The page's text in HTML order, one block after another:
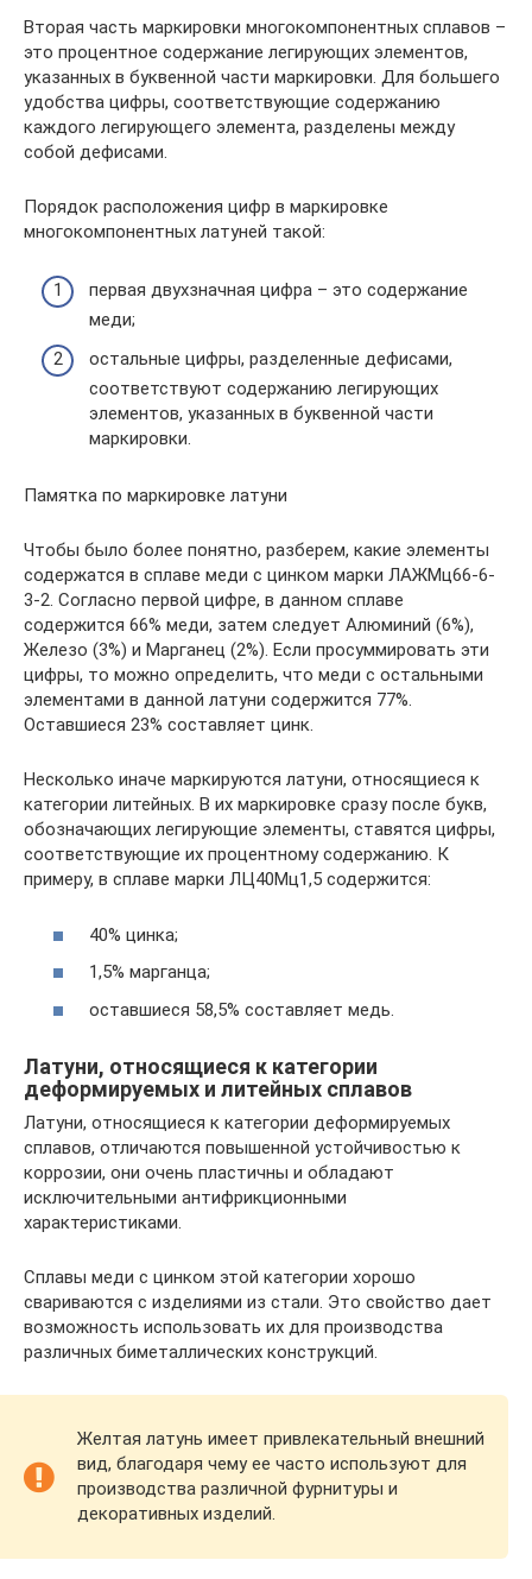
Вторая часть маркировки многокомпонентных сплавов –
это процентное содержание легирующих элементов,
указанных в буквенной части маркировки. Для большего
удобства цифры, соответствующие содержанию
каждого легирующего элемента, разделены между
собой дефисами.
Порядок расположения цифр в маркировке
многокомпонентных латуней такой:
первая двухзначная цифра – это содержание
меди;
остальные цифры, разделенные дефисами,
соответствуют содержанию легирующих
элементов, указанных в буквенной части
маркировки.
Памятка по маркировке латуни
Чтобы было более понятно, разберем, какие элементы
содержатся в сплаве меди с цинком марки ЛАЖМц66-6-
3-2. Согласно первой цифре, в данном сплаве
содержится 66% меди, затем следует Алюминий (6%),
Железо (3%) и Марганец (2%). Если просуммировать эти
цифры, то можно определить, что меди с остальными
элементами в данной латуни содержится 77%.
Оставшиеся 23% составляет цинк.
Несколько иначе маркируются латуни, относящиеся к
категории литейных. В их маркировке сразу после букв,
обозначающих легирующие элементы, ставятся цифры,
соответствующие их процентному содержанию. К
примеру, в сплаве марки ЛЦ40Мц1,5 содержится:
40% цинка;
1,5% марганца;
оставшиеся 58,5% составляет медь.
Латуни, относящиеся к категории
деформируемых и литейных сплавов
Латуни, относящиеся к категории деформируемых
сплавов, отличаются повышенной устойчивостью к
коррозии, они очень пластичны и обладают
исключительными антифрикционными
характеристиками.
Сплавы меди с цинком этой категории хорошо
свариваются с изделиями из стали. Это свойство дает
возможность использовать их для производства
различных биметаллических конструкций.
Желтая латунь имеет привлекательный внешний
вид, благодаря чему ее часто используют для
производства различной фурнитуры и
декоративных изделий.